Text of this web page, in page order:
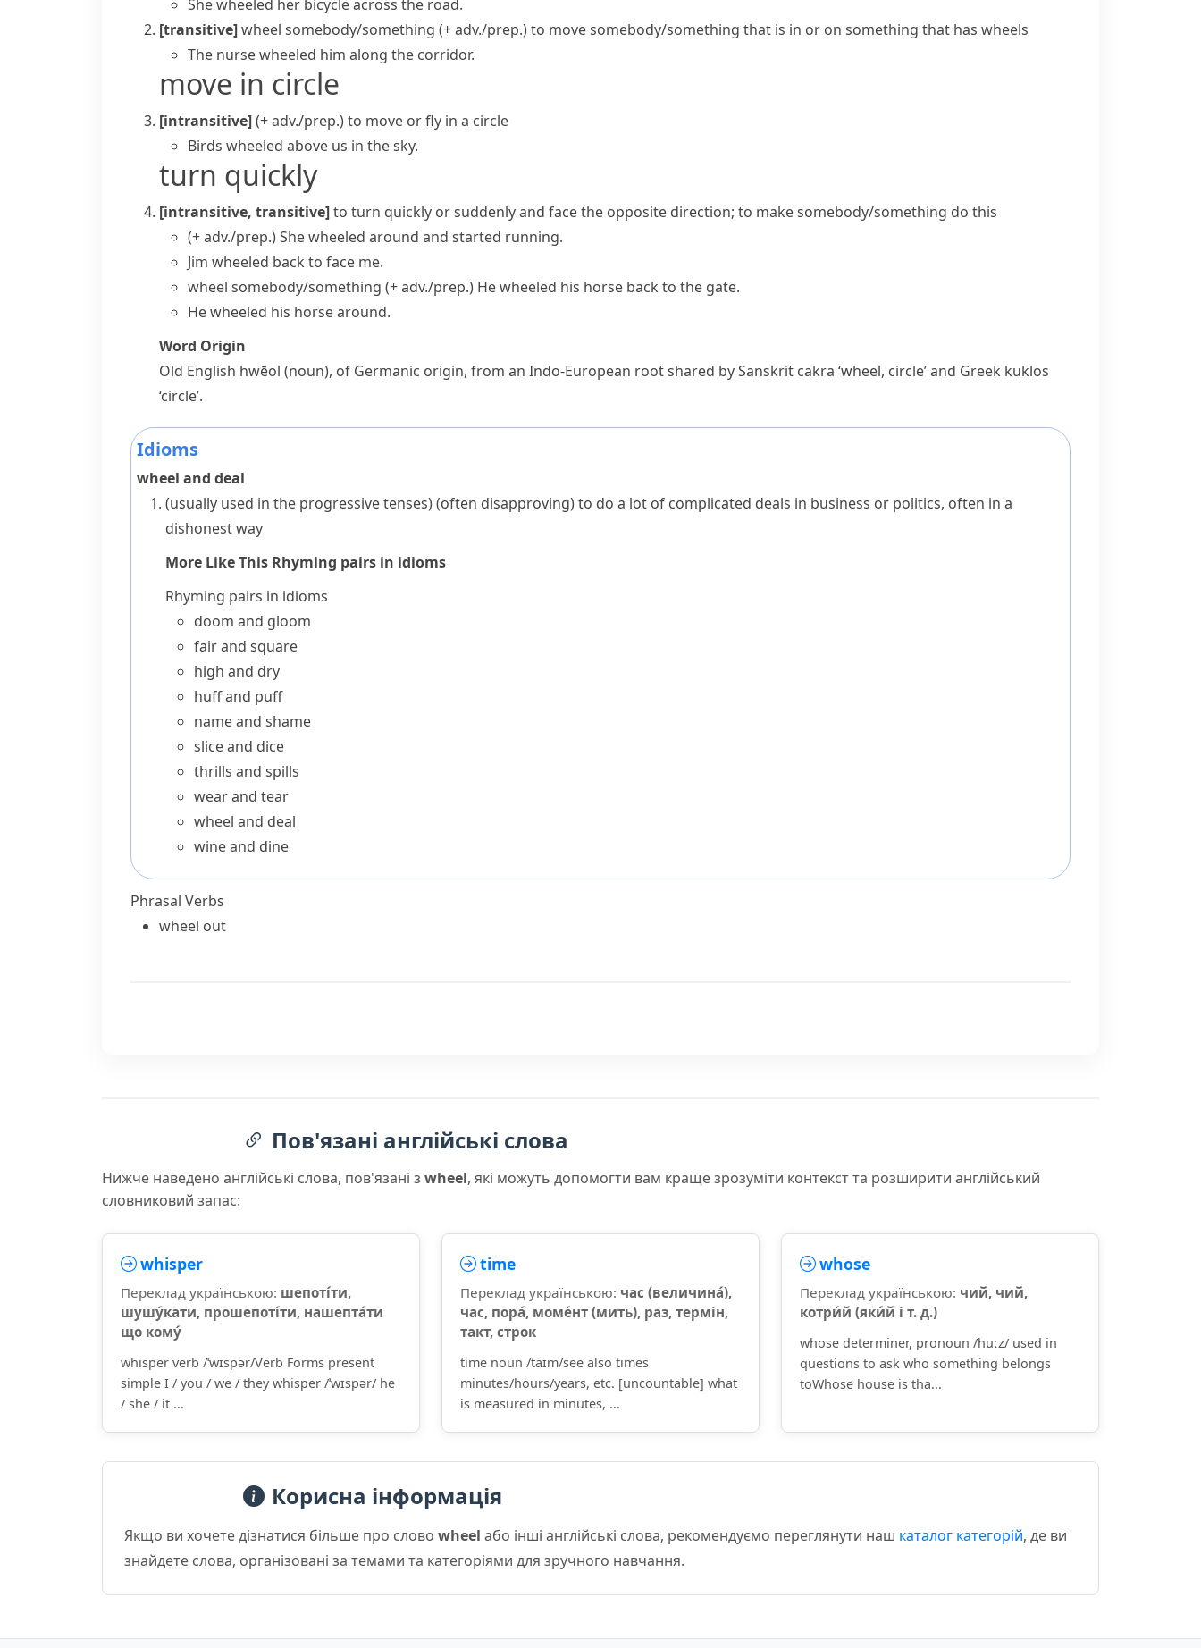
She wheeled her bicycle across the road.
[transitive]wheel somebody/something (+ adv./prep.)to move somebody/something that is in or on something that has wheels
The nurse wheeled him along the corridor.
move in circle
[intransitive](+ adv./prep.)to move or fly in a circle
Birds wheeled above us in the sky.
turn quickly
[intransitive, transitive]to turn quickly or suddenly and face the opposite direction; to make somebody/something do this
(+ adv./prep.)She wheeled around and started running.
Jim wheeled back to face me.
wheel somebody/something (+ adv./prep.) He wheeled his horse back to the gate.
He wheeled his horse around.
Word Origin
Old English hwēol (noun), of Germanic origin, from an Indo-European root shared by Sanskrit cakra ‘wheel, circle’ and Greek kuklos
‘circle’.
Idioms
wheel and deal
(usually used in the progressive tenses)(often disapproving)to do a lot of complicated deals in business or politics, often in a
dishonest way
More Like This Rhyming pairs in idioms
Rhyming pairs in idioms
doom and gloom
fair and square
high and dry
huff and puff
name and shame
slice and dice
thrills and spills
wear and tear
wheel and deal
wine and dine
Phrasal Verbs
wheel out
Пов'язані англійські слова
Нижче наведено англійські слова, пов'язані з wheel, які можуть допомогти вам краще зрозуміти контекст та розширити англійський
словниковий запас:
whisper
Переклад українською: шепоті́ти,
шушу́кати, прошепоті́ти, нашепта́ти
що кому́
whisper verb /ˈwɪspər/Verb Forms present
simple I / you / we / they whisper /ˈwɪspər/ he
/ she / it ...
time
Переклад українською: час (величина́),
час, пора́, моме́нт (мить), раз, термін,
такт, строк
time noun /taɪm/see also times
minutes/hours/years, etc. [uncountable] what
is measured in minutes, ...
whose
Переклад українською: чий, чий,
котри́й (яки́й і т. д.)
whose determiner, pronoun /huːz/ used in
questions to ask who something belongs
toWhose house is tha...
Корисна інформація
Якщо ви хочете дізнатися більше про слово wheel або інші англійські слова, рекомендуємо переглянути наш каталог категорій, де ви
знайдете слова, організовані за темами та категоріями для зручного навчання.